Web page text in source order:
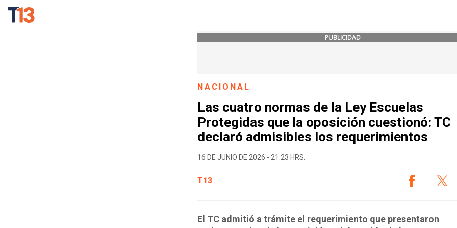
PUBLICIDAD
NACIONAL
Las cuatro normas de la Ley Escuelas
Protegidas que la oposición cuestionó: TC
declaró admisibles los requerimientos
16 DE JUNIO DE 2026 - 21:23 HRS.
T13
El TC admitió a trámite el requerimiento que presentaron